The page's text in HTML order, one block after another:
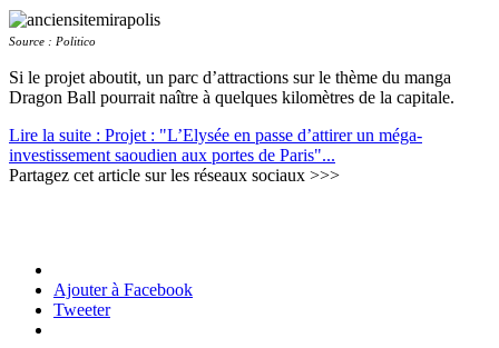
Source : Politico
Si le projet aboutit, un parc d’attractions sur le thème du manga
Dragon Ball pourrait naître à quelques kilomètres de la capitale.
Lire la suite : Projet : "L’Elysée en passe d’attirer un méga-
investissement saoudien aux portes de Paris"...
Partagez cet article sur les réseaux sociaux >>>
Ajouter à Facebook
Tweeter